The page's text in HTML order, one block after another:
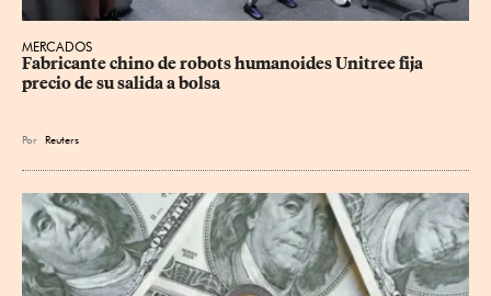
MERCADOS
Fabricante chino de robots humanoides Unitree fija
precio de su salida a bolsa
Por Reuters